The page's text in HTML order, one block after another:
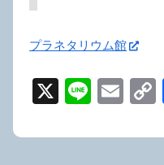
プラネタリウム館
X
Li
e
E
ail